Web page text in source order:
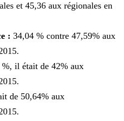
et 45,36 aux régionales en
: 34,04 % contre 47,59% aux
%, il était de 42% aux
de 50,64% aux